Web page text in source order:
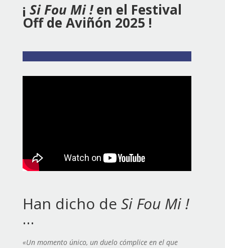
¡ Si Fou Mi !en el Festival
Off de Aviñón 2025 !
Han dicho de Si Fou Mi !
…
«Un momento único, un duelo cómplice en el que